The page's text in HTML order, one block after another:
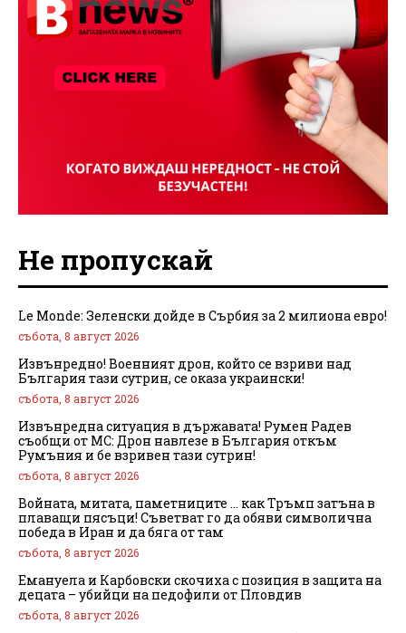
Не пропускай
Le Monde: Зеленски дойде в Сърбия за 2 милиона евро!
събота, 8 август 2026
Извънредно! Военният дрон, който се взриви над
България тази сутрин, се оказа украински!
събота, 8 август 2026
Извънредна ситуация в държавата! Румен Радев
съобщи от МС: Дрон навлезе в България откъм
Румъния и бе взривен тази сутрин!
събота, 8 август 2026
Войната, митата, паметниците … как Тръмп затъна в
плаващи пясъци! Съветват го да обяви символична
победа в Иран и да бяга от там
събота, 8 август 2026
Емануела и Карбовски скочиха с позиция в защита на
децата – убийци на педофили от Пловдив
събота, 8 август 2026